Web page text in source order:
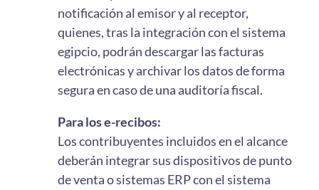
notificación al emisor y al receptor,
quienes, tras la integración con el sistema
egipcio, podrán descargar las facturas
electrónicas y archivar los datos de forma
segura en caso de una auditoría fiscal.
Para los e-recibos:
Los contribuyentes incluidos en el alcance
deberán integrar sus dispositivos de punto
de venta o sistemas ERP con el sistema